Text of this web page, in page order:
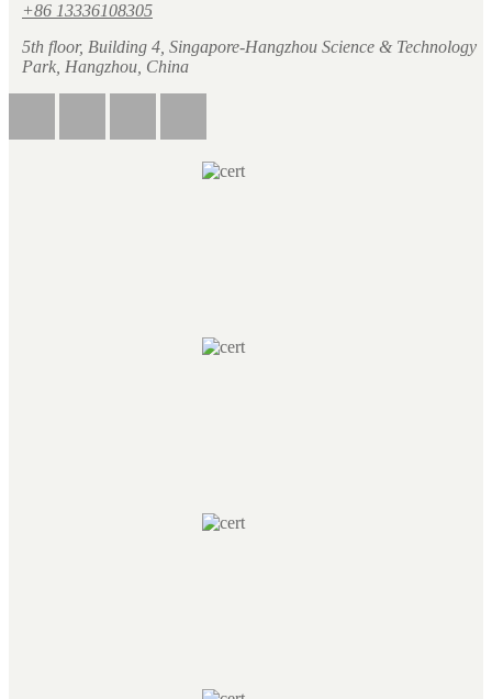
+86 13336108305
5th floor, Building 4, Singapore-Hangzhou Science & Technology
Park, Hangzhou, China